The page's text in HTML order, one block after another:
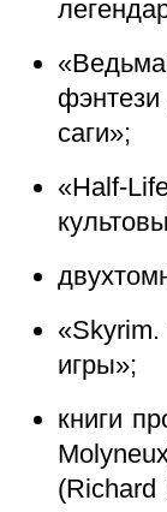
фэнтези
саги»;
«Half-
игры»;
книги
(Richard